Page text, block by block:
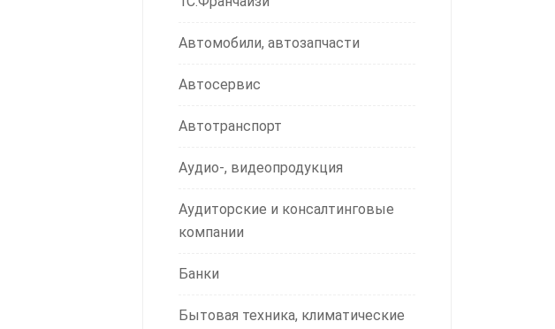
Автомобили, автозапчасти
Автосервис
Автотранспорт
Аудио-, видеопродукция
Аудиторские и консалтинговые
компании
Банки
Бытовая техника, климатические